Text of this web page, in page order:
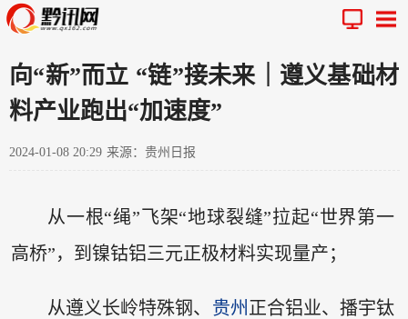
向“新”而立 “链”接未来｜遵义基础材
料产业跑出“加速度”
2024-01-08 20:29 来源：贵州日报
从一根“绳”飞架“地球裂缝”拉起“世界第一
高桥”，到镍钴铝三元正极材料实现量产；
从遵义长岭特殊钢、 贵州 正合铝业、播宇钛